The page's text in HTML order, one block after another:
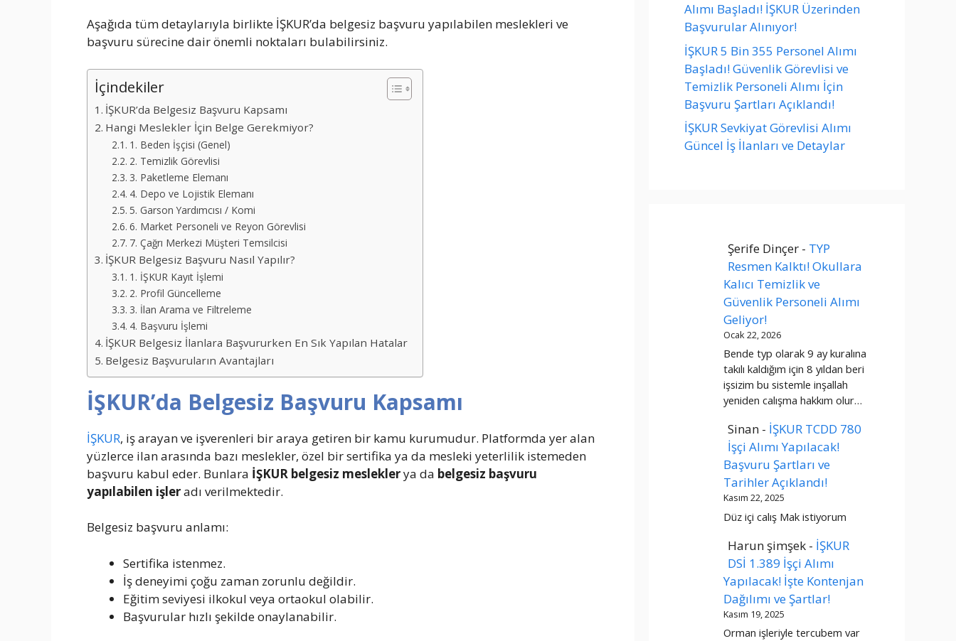
Aşağıda tüm detaylarıyla birlikte İŞKUR’da belgesiz başvuru yapılabilen meslekleri ve
başvuru sürecine dair önemli noktaları bulabilirsiniz.
İçindekiler
İŞKUR’da Belgesiz Başvuru Kapsamı
Hangi Meslekler İçin Belge Gerekmiyor?
1. Beden İşçisi (Genel)
2. Temizlik Görevlisi
3. Paketleme Elemanı
4. Depo ve Lojistik Elemanı
5. Garson Yardımcısı / Komi
6. Market Personeli ve Reyon Görevlisi
7. Çağrı Merkezi Müşteri Temsilcisi
İŞKUR Belgesiz Başvuru Nasıl Yapılır?
1. İŞKUR Kayıt İşlemi
2. Profil Güncelleme
3. İlan Arama ve Filtreleme
4. Başvuru İşlemi
İŞKUR Belgesiz İlanlara Başvururken En Sık Yapılan Hatalar
Belgesiz Başvuruların Avantajları
İŞKUR’da Belgesiz Başvuru Kapsamı
İŞKUR, iş arayan ve işverenleri bir araya getiren bir kamu kurumudur. Platformda yer alan
yüzlerce ilan arasında bazı meslekler, özel bir sertifika ya da mesleki yeterlilik istemeden
başvuru kabul eder. Bunlara İŞKUR belgesiz mesleklerya da belgesiz başvuru
yapılabilen işleradı verilmektedir.
Belgesiz başvuru anlamı:
Sertifika istenmez.
İş deneyimi çoğu zaman zorunlu değildir.
Eğitim seviyesi ilkokul veya ortaokul olabilir.
Başvurular hızlı şekilde onaylanabilir.
Alımı Başladı! İŞKUR Üzerinden
Başvurular Alınıyor!
İŞKUR 5 Bin 355 Personel Alımı
Başladı! Güvenlik Görevlisi ve
Temizlik Personeli Alımı İçin
Başvuru Şartları Açıklandı!
İŞKUR Sevkiyat Görevlisi Alımı
Güncel İş İlanları ve Detaylar
Şerife Dinçer- TYP
Resmen Kalktı! Okullara
Kalıcı Temizlik ve
Güvenlik Personeli Alımı
Geliyor!
Ocak 22, 2026
Bende typ olarak 9 ay kuralına
takılı kaldığım için 8 yıldan beri
işsizim bu sistemle inşallah
yeniden calışma hakkım olur…
Sinan- İŞKUR TCDD 780
İşçi Alımı Yapılacak!
Başvuru Şartları ve
Tarihler Açıklandı!
Kasım 22, 2025
Düz içi calış Mak istiyorum
Harun şimşek- İŞKUR
DSİ 1.389 İşçi Alımı
Yapılacak! İşte Kontenjan
Dağılımı ve Şartlar!
Kasım 19, 2025
Orman işleriyle tercubem var